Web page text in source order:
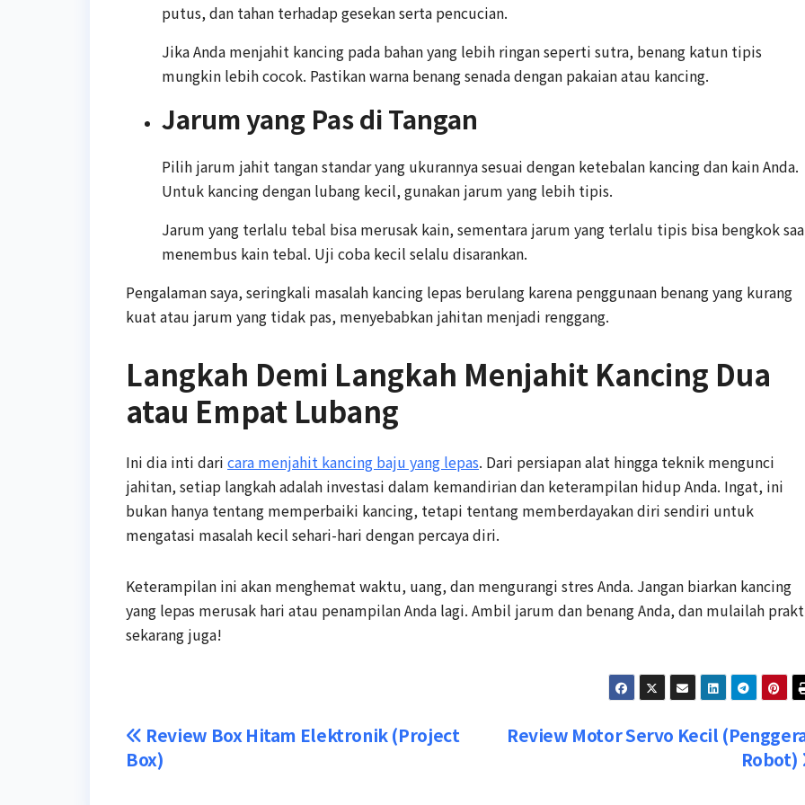
putus, dan tahan terhadap gesekan serta pencucian.
Jika Anda menjahit kancing pada bahan yang lebih ringan seperti sutra, benang katun tipis
mungkin lebih cocok. Pastikan warna benang senada dengan pakaian atau kancing.
Jarum yang Pas di Tangan
Pilih jarum jahit tangan standar yang ukurannya sesuai dengan ketebalan kancing dan kain Anda.
Untuk kancing dengan lubang kecil, gunakan jarum yang lebih tipis.
Jarum yang terlalu tebal bisa merusak kain, sementara jarum yang terlalu tipis bisa bengkok
menembus kain tebal. Uji coba kecil selalu disarankan.
Pengalaman saya, seringkali masalah kancing lepas berulang karena penggunaan benang yang kurang
kuat atau jarum yang tidak pas, menyebabkan jahitan menjadi renggang.
Langkah Demi Langkah Menjahit Kancing Dua
atau Empat Lubang
Ini dia inti dari cara menjahit kancing baju yang lepas. Dari persiapan alat hingga teknik mengunci
jahitan, setiap langkah adalah investasi dalam kemandirian dan keterampilan hidup Anda. Ingat, ini
bukan hanya tentang memperbaiki kancing, tetapi tentang memberdayakan diri sendiri untuk
mengatasi masalah kecil sehari-hari dengan percaya diri.
Keterampilan ini akan menghemat waktu, uang, dan mengurangi stres Anda. Jangan biarkan kancing
yang lepas merusak hari atau penampilan Anda lagi. Ambil jarum dan benang Anda, dan mulailah
sekarang juga!
Navigasi
pos
Review Motor Servo Kecil
Robot)
Review Box Hitam Elektronik (Project
Box)